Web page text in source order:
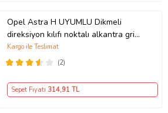
Opel Astra H UYUMLU Dikmeli
direksiyon kılıfı noktalı alkantra gri
yüzüklü ( 38×10.5CM )
(2)
Kargo ile Teslimat
Sepet Fiyatı 314,91 TL